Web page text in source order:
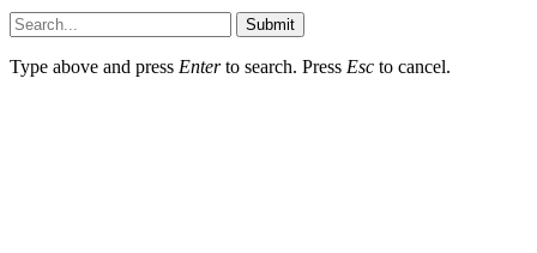
Submit
Type above and press Enterto search. Press Esc to cancel.